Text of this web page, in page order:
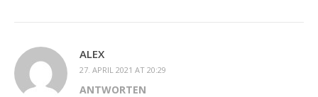
ALEX
27. APRIL 2021 AT 20:29
ANTWORTEN